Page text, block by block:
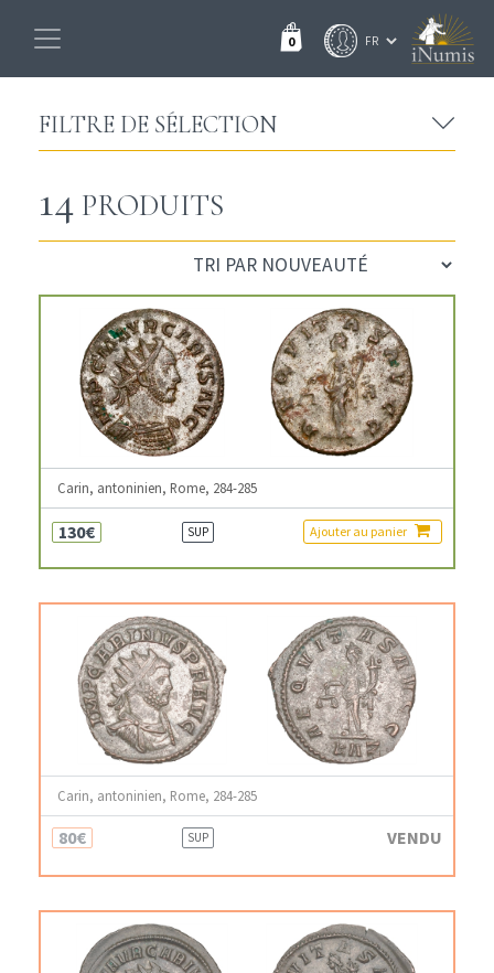
0
FILTRE DE SÉLECTION
14 PRODUITS
Carin, antoninien, Rome, 284-285
130€ SUP Ajouter au panier
Carin, antoninien, Rome, 284-285
80€ SUP VENDU